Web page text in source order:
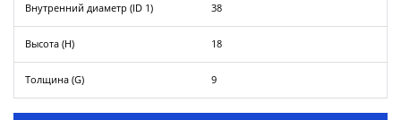
Внутренний диаметр (ID 1) 38
Высота (H) 18
Толщина (G) 9